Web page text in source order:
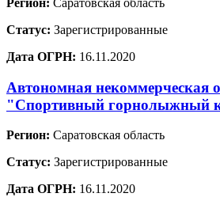
Статус: Зарегистрированные
Дата ОГРН: 16.11.2020
Автономная некоммерческая
"Спортивный горнолыжный
Регион: Саратовская область
Статус: Зарегистрированные
Дата ОГРН: 16.11.2020